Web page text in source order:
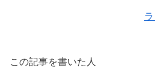
この記事を書いた人